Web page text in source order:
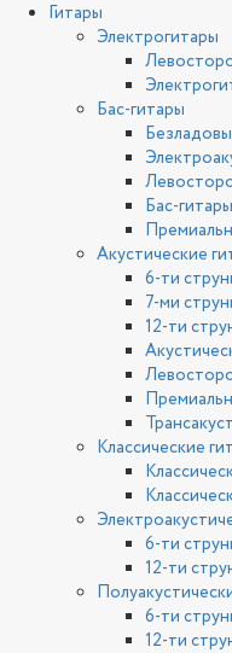
Гитары
Электрогитары
Бас-гитары
Бас-
Акустические
6-ти
7-ми
12-ти
Классические
6-ти
12-ти
6-ти
12-ти